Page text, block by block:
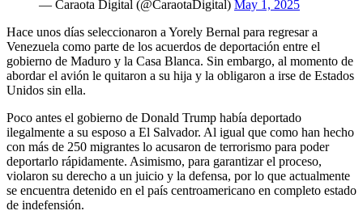
— Caraota Digital (@CaraotaDigital) May 1, 2025
Hace unos días seleccionaron a Yorely Bernal para regresar a
Venezuela como parte de los acuerdos de deportación entre el
gobierno de Maduro y la Casa Blanca. Sin embargo, al momento de
abordar el avión le quitaron a su hija y la obligaron a irse de Estados
Unidos sin ella.
Poco antes el gobierno de Donald Trump había deportado
ilegalmente a su esposo a El Salvador. Al igual que como han hecho
con más de 250 migrantes lo acusaron de terrorismo para poder
deportarlo rápidamente. Asimismo, para garantizar el proceso,
violaron su derecho a un juicio y la defensa, por lo que actualmente
se encuentra detenido en el país centroamericano en completo estado
de indefensión.